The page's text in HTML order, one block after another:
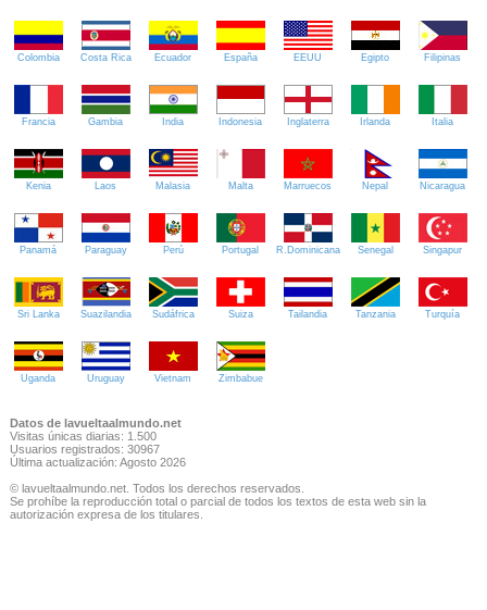
Colombia Costa Rica Ecuador España EEUU Egipto Filipinas
Francia Gambia India Indonesia Inglaterra Irlanda Italia
Kenia Laos Malasia Malta Marruecos Nepal Nicaragua
Panamá Paraguay Perú Portugal R.Dominicana Senegal Singapur
Sri Lanka Suazilandia Sudáfrica Suiza Tailandia Tanzania Turquía
Uganda Uruguay Vietnam Zimbabue
Datos de lavueltaalmundo.net
Visitas únicas diarias: 1.500
Usuarios registrados: 30967
Última actualización: Agosto 2026
© lavueltaalmundo.net. Todos los derechos reservados.
Se prohíbe la reproducción total o parcial de todos los textos de esta web sin la
autorización expresa de los titulares.